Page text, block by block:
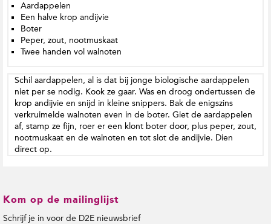
Aardappelen
Een halve krop andijvie
Boter
Peper, zout, nootmuskaat
Twee handen vol walnoten
Schil aardappelen, al is dat bij jonge biologische aardappelen
niet per se nodig. Kook ze gaar. Was en droog ondertussen de
krop andijvie en snijd in kleine snippers. Bak de enigszins
verkruimelde walnoten even in de boter. Giet de aardappelen
af, stamp ze fijn, roer er een klont boter door, plus peper, zout,
nootmuskaat en de walnoten en tot slot de andijvie. Dien
direct op.
Kom op de mailinglijst
Schrijf je in voor de D2E nieuwsbrief